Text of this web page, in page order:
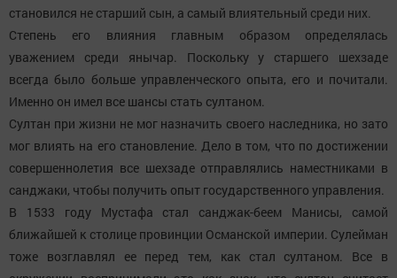
становился не старший сын, а самый влиятельный среди них.
Степень его влияния главным образом определялась
уважением среди янычар. Поскольку у старшего шехзаде
всегда было больше управленческого опыта, его и почитали.
Именно он имел все шансы стать султаном.
Султан при жизни не мог назначить своего наследника, но зато
мог влиять на его становление. Дело в том, что по достижении
совершеннолетия все шехзаде отправлялись наместниками в
санджаки, чтобы получить опыт государственного управления.
В 1533 году Мустафа стал санджак-беем Манисы, самой
ближайшей к столице провинции Османской империи. Сулейман
тоже возглавлял ее перед тем, как стал султаном. Все в